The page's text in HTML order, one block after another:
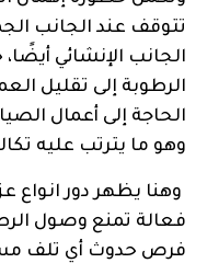
تتوقف عند الجانب
الجانب الإنشائي
الرطوبة إلى تقليل
الحاجة إلى أعمال
وهو ما يترتب عليه
وهنا يظهر دور
فعالة تمنع وصول
فرص حدوث أي تلف